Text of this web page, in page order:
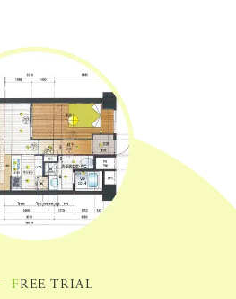
FREE TRIAL